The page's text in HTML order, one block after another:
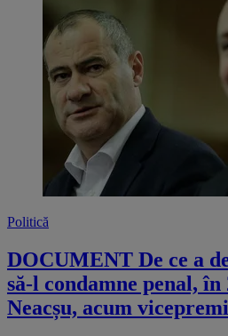
Politică
DOCUMENT De ce a
să-l condamne penal,
Neacșu, acum